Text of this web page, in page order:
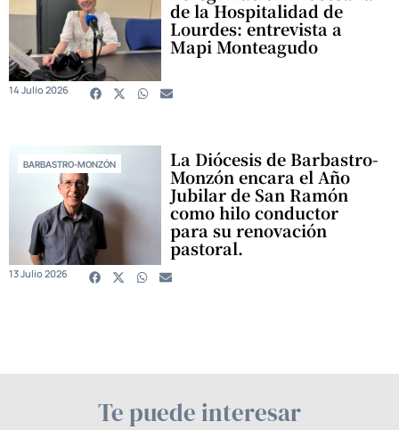
de la Hospitalidad de
Lourdes: entrevista a
Mapi Monteagudo
14 Julio 2026
BARBASTRO-MONZÓN La Diócesis de Barbastro-
Monzón encara el Año
Jubilar de San Ramón
como hilo conductor
para su renovación
pastoral.
13 Julio 2026
Te puede interesar